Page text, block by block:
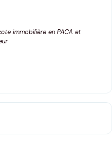
immobilière en PACA et